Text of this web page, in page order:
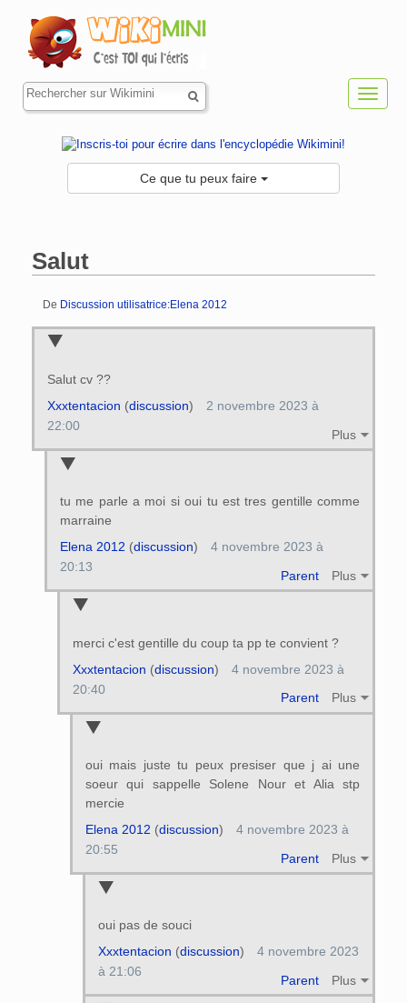
Ce que tu peux faire
Salut
De Discussion utilisatrice:Elena 2012
Salut cv ??
Plus
Xxxtentacion (discussion)
2 novembre 2023 à
22:00
tu me parle a moi si oui tu est tres gentille comme
marraine
Parent Plus
Elena 2012 (discussion)
4 novembre 2023 à
20:13
merci c'est gentille du coup ta pp te convient ?
Parent Plus
Xxxtentacion (discussion)
4 novembre 2023 à
20:40
oui mais juste tu peux presiser que j ai une
soeur qui sappelle Solene Nour et Alia stp
mercie
Parent Plus
Elena 2012 (discussion)
4 novembre 2023 à
20:55
oui pas de souci
Parent Plus
Xxxtentacion (discussion)
4 novembre 2023
à 21:06